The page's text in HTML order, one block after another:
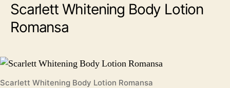
Scarlett Whitening Body Lotion
Romansa
Scarlett Whitening Body Lotion Romansa